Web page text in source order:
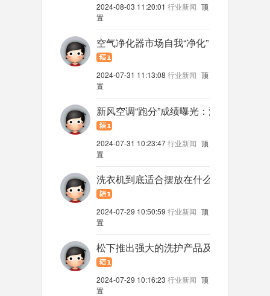
2024-08-03 11:20:01 行业新闻 顶
置
空气净化器市场自我“净化” 四成品牌已
2024-07-31 11:13:08 行业新闻 顶
置
新风空调“跑分”成绩曝光：海信新风量完
2024-07-31 10:23:47行业新闻 顶
置
洗衣机到底适合摆放在什么位置？选对
2024-07-29 10:50:59 行业新闻 顶
置
松下推出强大的洗护产品及空间方案组
2024-07-29 10:16:23 行业新闻 顶
置